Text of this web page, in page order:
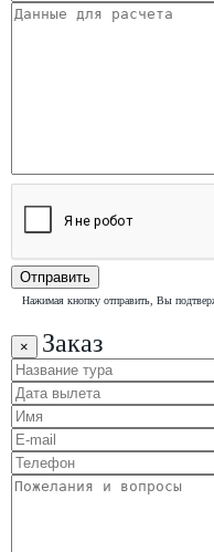
Нажимая кнопку отправить, Вы
× Заказ